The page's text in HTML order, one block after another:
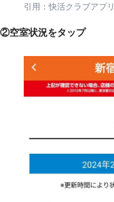
引用：快活クラブアプリ
②空室状況をタップ